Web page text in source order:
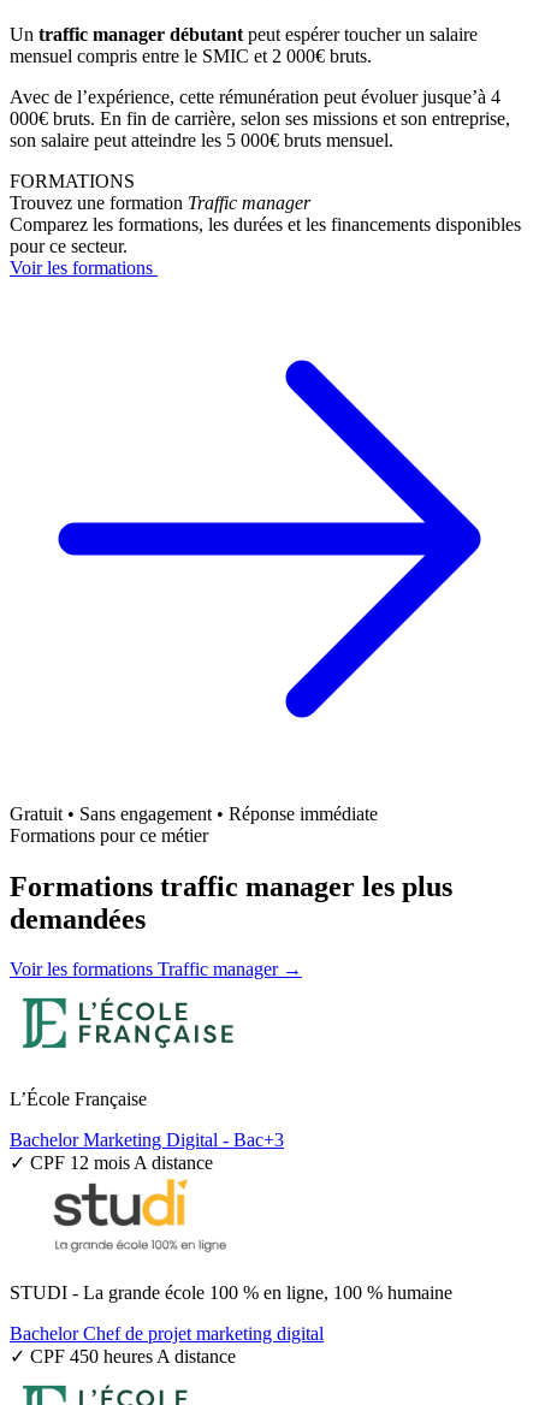
Un traffic manager débutant peut espérer toucher un salaire
mensuel compris entre le SMIC et 2 000€ bruts.
Avec de l’expérience, cette rémunération peut évoluer jusque’à 4
000€ bruts. En fin de carrière, selon ses missions et son entreprise,
son salaire peut atteindre les 5 000€ bruts mensuel.
FORMATIONS
Trouvez une formation Traffic manager
Comparez les formations, les durées et les financements disponibles
pour ce secteur.
Voir les formations
Gratuit • Sans engagement • Réponse immédiate
Formations pour ce métier
Formations traffic manager les plus
demandées
Voir les formations Traffic manager →
L’École Française
Bachelor Marketing Digital - Bac+3
✓ CPF 12 moisA distance
STUDI - La grande école 100 % en ligne, 100 % humaine
Bachelor Chef de projet marketing digital
✓ CPF 450 heuresA distance